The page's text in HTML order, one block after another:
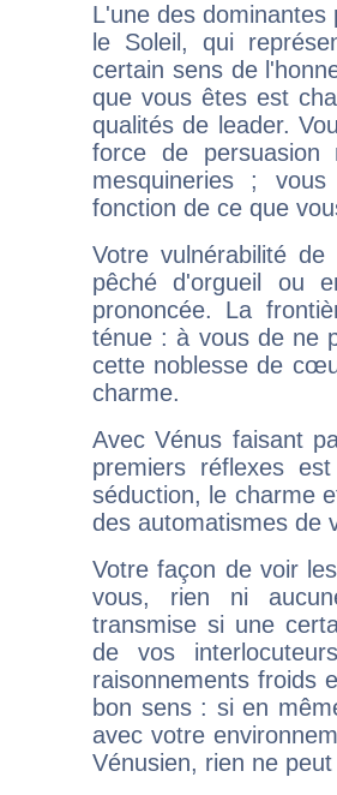
L'une des
le Soleil, qui
certain sens de
que vous êtes est
qualités de leader.
force de
mesquineries ;
fonction de ce que
Votre vulnérabilité
pêché d'orgueil ou
prononcée. La
ténue : à vous de ne
cette noblesse de
charme.
Avec Vénus faisant
premiers réflexes
séduction, le charme
des automatismes de
Votre façon de voir
vous, rien ni
transmise si une
de vos
raisonnements froids
bon sens : si en
avec votre
Vénusien, rien ne